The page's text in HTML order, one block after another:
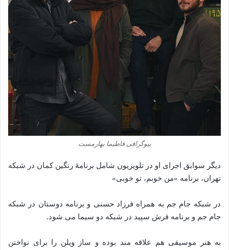
بیوگرافی فاطیما بهارمست
دیگر سوابق اجرای او در تلویزیون شامل برنامهٔ رنگین کمان در شبکه
تهران، برنامه «من خوبم، تو خوبی»
در شبکه جام جم به همراه فرزاد حسنی و برنامه دوستان در شبکه
جام جم و برنامه فرش سپید در شبکه دو سیما می شود.
به هنر موسیقی هم علاقه مند بوده و ساز ویلن را برای نواختن